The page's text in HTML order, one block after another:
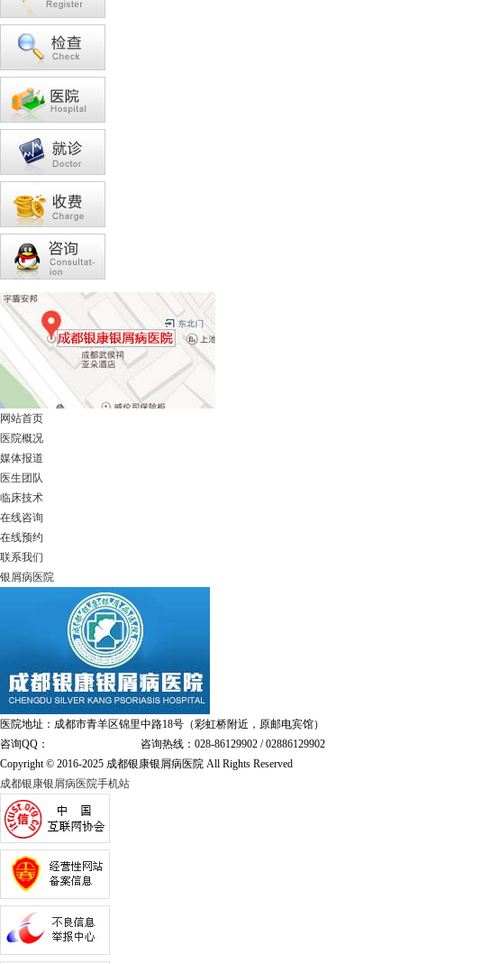
网站首页
医院概况
媒体报道
医生团队
临床技术
在线咨询
在线预约
联系我们
银屑病医院
医院地址：成都市青羊区锦里中路18号（彩虹桥附近，原邮电宾馆）
咨询QQ：
咨询热线：028-86129902 / 02886129902
Copyright © 2016-2025 成都银康银屑病医院 All Rights Reserved
成都银康银屑病医院手机站